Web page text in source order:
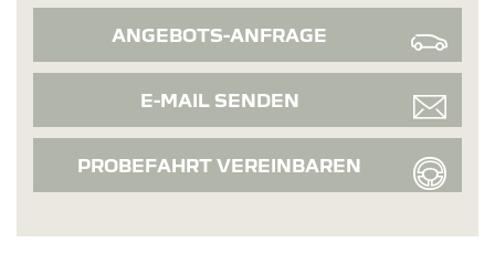
ANGEBOTS-ANFRAGE
E-MAIL SENDEN
PROBEFAHRT VEREINBAREN